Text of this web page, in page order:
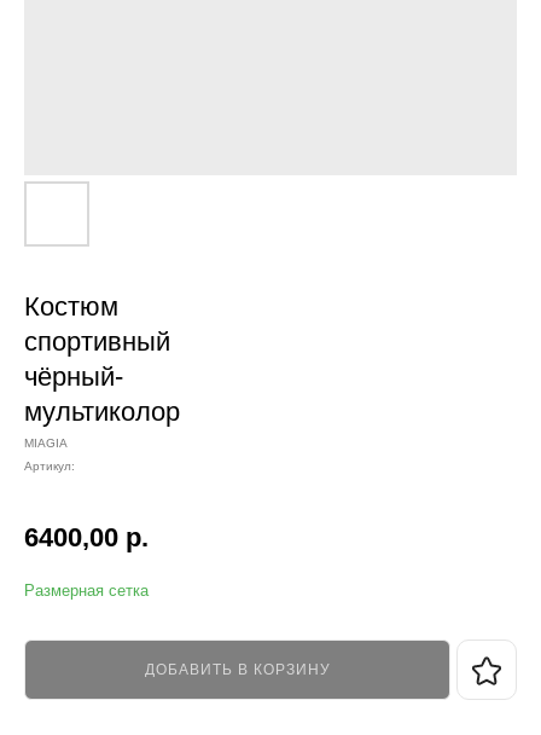
Костюм
спортивный
чёрный-
мультиколор
MIAGIA
Артикул:
6400,00 р.
Размерная сетка
ДОБАВИТЬ В КОРЗИНУ